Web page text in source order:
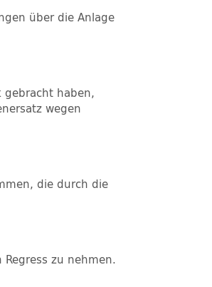
über die Anlage
gebracht haben,
wegen
die durch die
zu nehmen.